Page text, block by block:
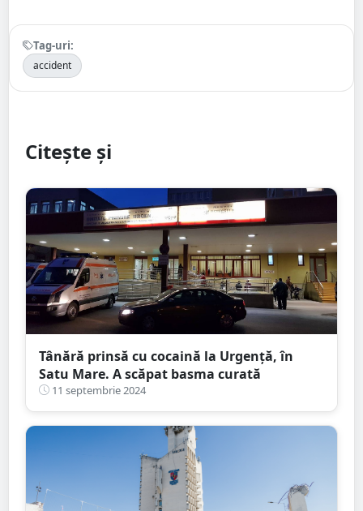
Tag-uri:
accident
Citește și
Tânără prinsă cu cocaină la Urgență, în
Satu Mare. A scăpat basma curată
11 septembrie 2024